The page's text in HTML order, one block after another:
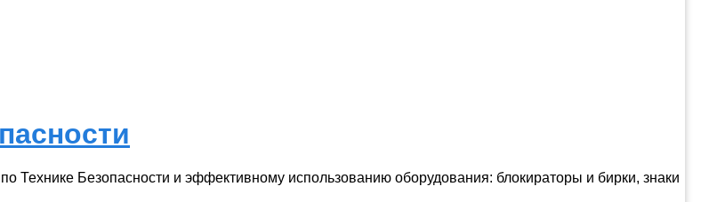
Безопасности и эффективному использованию оборудования: блокираторы и бирки, знаки